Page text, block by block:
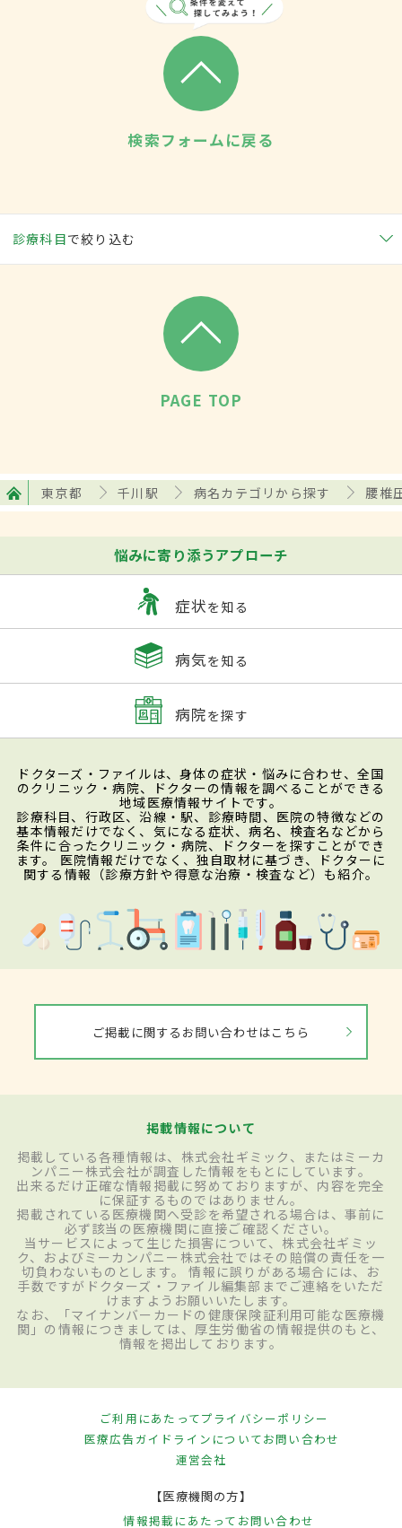
検索フォームに戻る
診療科目で絞り込む
PAGE TOP
東京都 千川駅 病名カテゴリから探す 腰椎
悩みに寄り添うアプローチ
症状を知る
病気を知る
病院を探す
ドクターズ・ファイルは、身体の症状・悩みに合わせ、全国
のクリニック・病院、ドクターの情報を調べることができる
地域医療情報サイトです。
診療科目、行政区、沿線・駅、診療時間、医院の特徴などの
基本情報だけでなく、気になる症状、病名、検査名などから
条件に合ったクリニック・病院、ドクターを探すことができ
ます。 医院情報だけでなく、独自取材に基づき、ドクターに
関する情報（診療方針や得意な治療・検査など）も紹介。
ご掲載に関するお問い合わせはこちら
掲載情報について
掲載している各種情報は、株式会社ギミック、またはミーカ
ンパニー株式会社が調査した情報をもとにしています。
出来るだけ正確な情報掲載に努めておりますが、内容を完全
に保証するものではありません。
掲載されている医療機関へ受診を希望される場合は、事前に
必ず該当の医療機関に直接ご確認ください。
当サービスによって生じた損害について、株式会社ギミッ
ク、およびミーカンパニー株式会社ではその賠償の責任を一
切負わないものとします。 情報に誤りがある場合には、お
手数ですがドクターズ・ファイル編集部までご連絡をいただ
けますようお願いいたします。
なお、「マイナンバーカードの健康保険証利用可能な医療機
関」の情報につきましては、厚生労働省の情報提供のもと、
情報を掲出しております。
ご利用にあたってプライバシーポリシー
医療広告ガイドラインについてお問い合わせ
運営会社
【医療機関の方】
情報掲載にあたって お問い合わせ